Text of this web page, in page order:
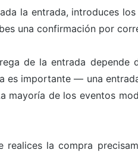
la entrada, introduces
una confirmación por
de la entrada
es importante — una
mayoría de los eventos
realices la compra